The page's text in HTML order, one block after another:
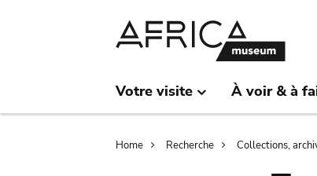
Votre visite À voir & à
Breadcrumb
Home Recherche Collections,